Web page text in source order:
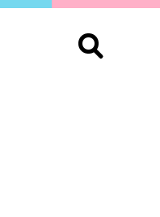
Buscar: